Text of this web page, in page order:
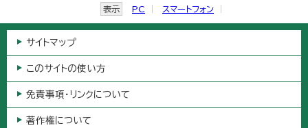
表示 PC スマートフォン
サイトマップ
このサイトの使い方
免責事項・リンクについて
著作権について